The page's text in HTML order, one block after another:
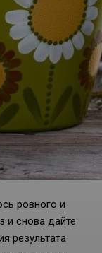
ровного и
и снова дайте
результата